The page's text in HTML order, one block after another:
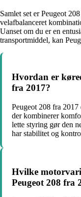
Samlet set er Peugeot
velafbalanceret
Uanset om du er en
transportmiddel, kan
Hvordan er
fra 2017?
Peugeot 208 fra 2017
der kombinerer
lette styring gør den
har stabilitet og
Hvilke
Peugeot 208 fra